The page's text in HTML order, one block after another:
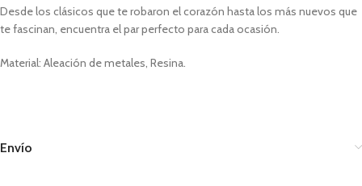
Desde los clásicos que te robaron el corazón hasta los más nuevos que
te fascinan, encuentra el par perfecto para cada ocasión.
Material: Aleación de metales, Resina.
Envío